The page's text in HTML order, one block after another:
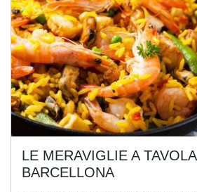
LE MERAVIGLIE A TAVOLA
BARCELLONA